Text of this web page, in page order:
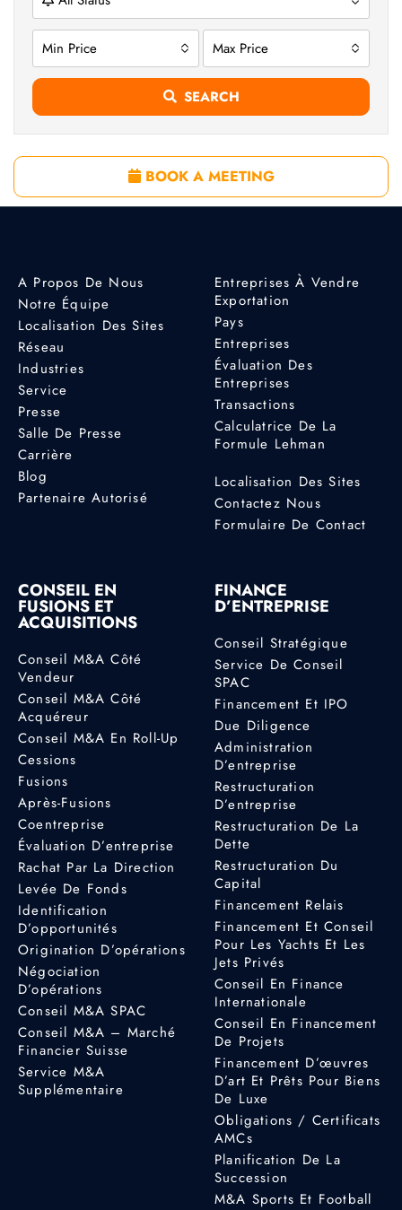
Min Price Max Price
SEARCH
BOOK A MEETING
A Propos De Nous
Notre Équipe
Localisation Des Sites
Réseau
Industries
Service
Presse
Salle De Presse
Carrière
Blog
Partenaire Autorisé
Entreprises À Vendre
Exportation
Pays
Entreprises
Évaluation Des
Entreprises
Transactions
Calculatrice De La
Formule Lehman
Localisation Des Sites
Contactez Nous
Formulaire De Contact
CONSEIL EN
FUSIONS ET
ACQUISITIONS
Conseil M&A Côté
Vendeur
Conseil M&A Côté
Acquéreur
Conseil M&A En Roll-Up
Cessions
Fusions
Après-Fusions
Coentreprise
Évaluation D’entreprise
Rachat Par La Direction
Levée De Fonds
Identification
D’opportunités
Origination D’opérations
Négociation
D’opérations
Conseil M&A SPAC
Conseil M&A – Marché
Financier Suisse
Service M&A
Supplémentaire
FINANCE
D’ENTREPRISE
Conseil Stratégique
Service De Conseil
SPAC
Financement Et IPO
Due Diligence
Administration
D’entreprise
Restructuration
D’entreprise
Restructuration De La
Dette
Restructuration Du
Capital
Financement Relais
Financement Et Conseil
Pour Les Yachts Et Les
Jets Privés
Conseil En Finance
Internationale
Conseil En Financement
De Projets
Financement D’œuvres
D’art Et Prêts Pour Biens
De Luxe
Obligations / Certificats
AMCs
Planification De La
Succession
M&A Sports Et Football